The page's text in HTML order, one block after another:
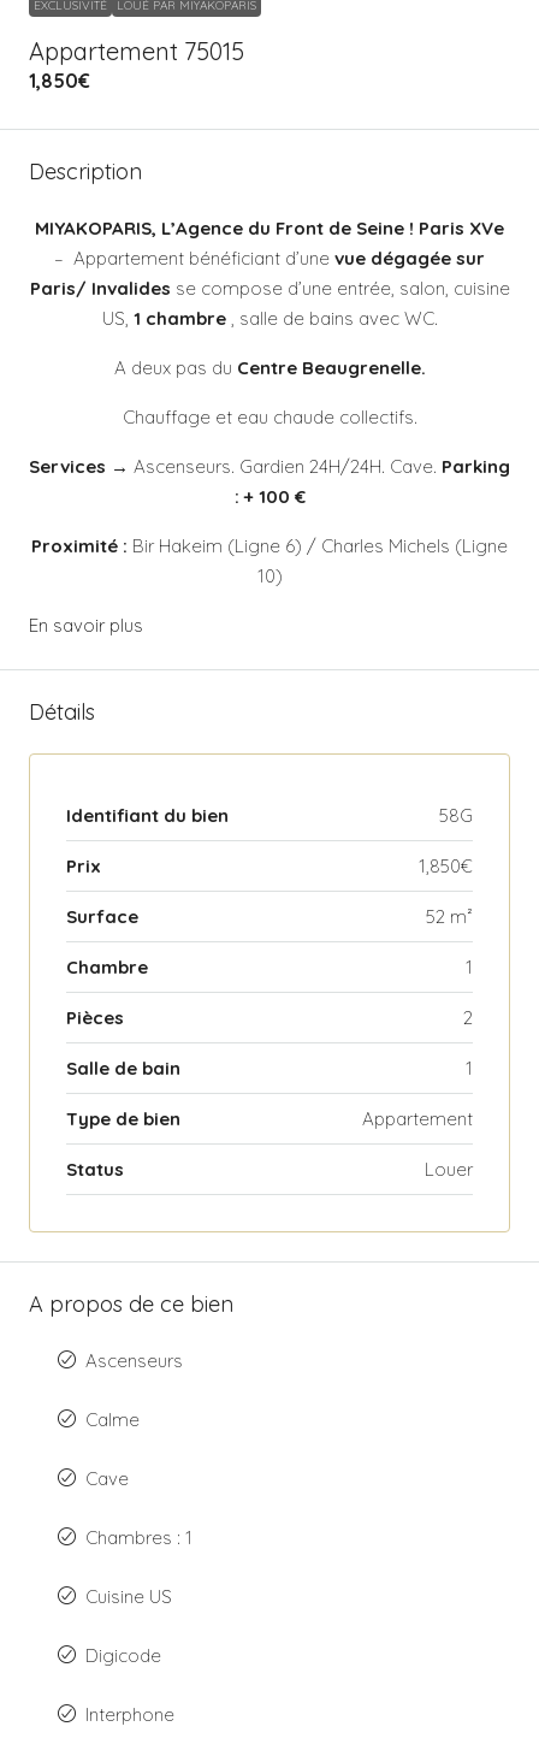
EXCLUSIVITÉ LOUÉ PAR MIYAKOPARIS
Appartement 75015
1,850€
Description
MIYAKOPARIS, L’Agence du Front de Seine ! Paris XVe
– Appartement bénéficiant d’une vue dégagée sur
Paris/ Invalides se compose d’une entrée, salon, cuisine
US, 1 chambre , salle de bains avec WC.
A deux pas du Centre Beaugrenelle.
Chauffage et eau chaude collectifs.
Services → Ascenseurs. Gardien 24H/24H. Cave. Parking
: + 100 €
Proximité : Bir Hakeim (Ligne 6) / Charles Michels (Ligne
10)
En savoir plus
Détails
Identifiant du bien 58G
Prix 1,850€
Surface 52 m²
Chambre 1
Pièces 2
Salle de bain 1
Type de bien Appartement
Status Louer
A propos de ce bien
Ascenseurs
Calme
Cave
Chambres : 1
Cuisine US
Digicode
Interphone